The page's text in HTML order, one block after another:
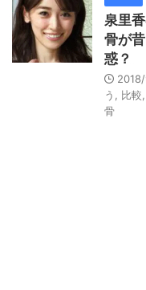
泉里
骨が
惑？
う
比較
骨